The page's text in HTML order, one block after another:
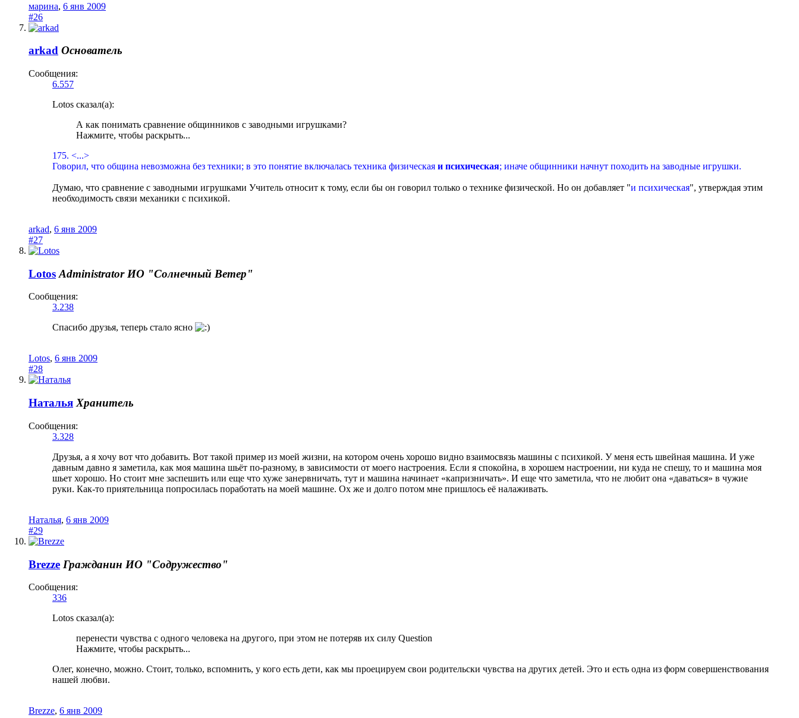
марина, 6 янв 2009
#26
arkad Основатель
Сообщения:
6.557
Lotos сказал(а):
А как понимать сравнение общинников с заводными игрушками?
Нажмите, чтобы раскрыть...
175. <...>
Говорил, что община невозможна без техники; в это понятие включалась техника физическая и психическая; иначе общинники начнут походить на заводные игрушки.
Думаю, что сравнение с заводными игрушками Учитель относит к тому, если бы он говорил только о технике физической. Но он добавляет "и психическая", утверждая этим
необходимость связи механики с психикой.
arkad, 6 янв 2009
#27
Lotos Administrator ИО "Солнечный Ветер"
Сообщения:
3.238
Спасибо друзья, теперь стало ясно
Lotos, 6 янв 2009
#28
Наталья Хранитель
Сообщения:
3.328
Друзья, а я хочу вот что добавить. Вот такой пример из моей жизни, на котором очень хорошо видно взаимосвязь машины с психикой. У меня есть швейная машина. И уже
давным давно я заметила, как моя машина шьёт по-разному, в зависимости от моего настроения. Если я спокойна, в хорошем настроении, ни куда не спешу, то и машина моя
шьет хорошо. Но стоит мне заспешить или еще что хуже занервничать, тут и машина начинает «капризничать». И еще что заметила, что не любит она «даваться» в чужие
руки. Как-то приятельница попросилась поработать на моей машине. Ох же и долго потом мне пришлось её налаживать.
Наталья, 6 янв 2009
#29
Brezze Гражданин ИО "Содружество"
Сообщения:
336
Lotos сказал(а):
перенести чувства с одного человека на другого, при этом не потеряв их силу Question
Нажмите, чтобы раскрыть...
Олег, конечно, можно. Стоит, только, вспомнить, у кого есть дети, как мы проецируем свои родительски чувства на других детей. Это и есть одна из форм совершенствования
нашей любви.
Brezze, 6 янв 2009